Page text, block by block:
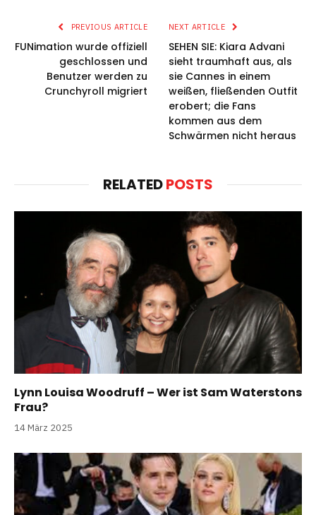
PREVIOUS ARTICLE
FUNimation wurde offiziell
geschlossen und
Benutzer werden zu
Crunchyroll migriert
NEXT ARTICLE
SEHEN SIE: Kiara Advani
sieht traumhaft aus, als
sie Cannes in einem
weißen, fließenden Outfit
erobert; die Fans
kommen aus dem
Schwärmen nicht heraus
RELATEDPOSTS
Lynn Louisa Woodruff – Wer ist Sam Waterstons
Frau?
14 März 2025